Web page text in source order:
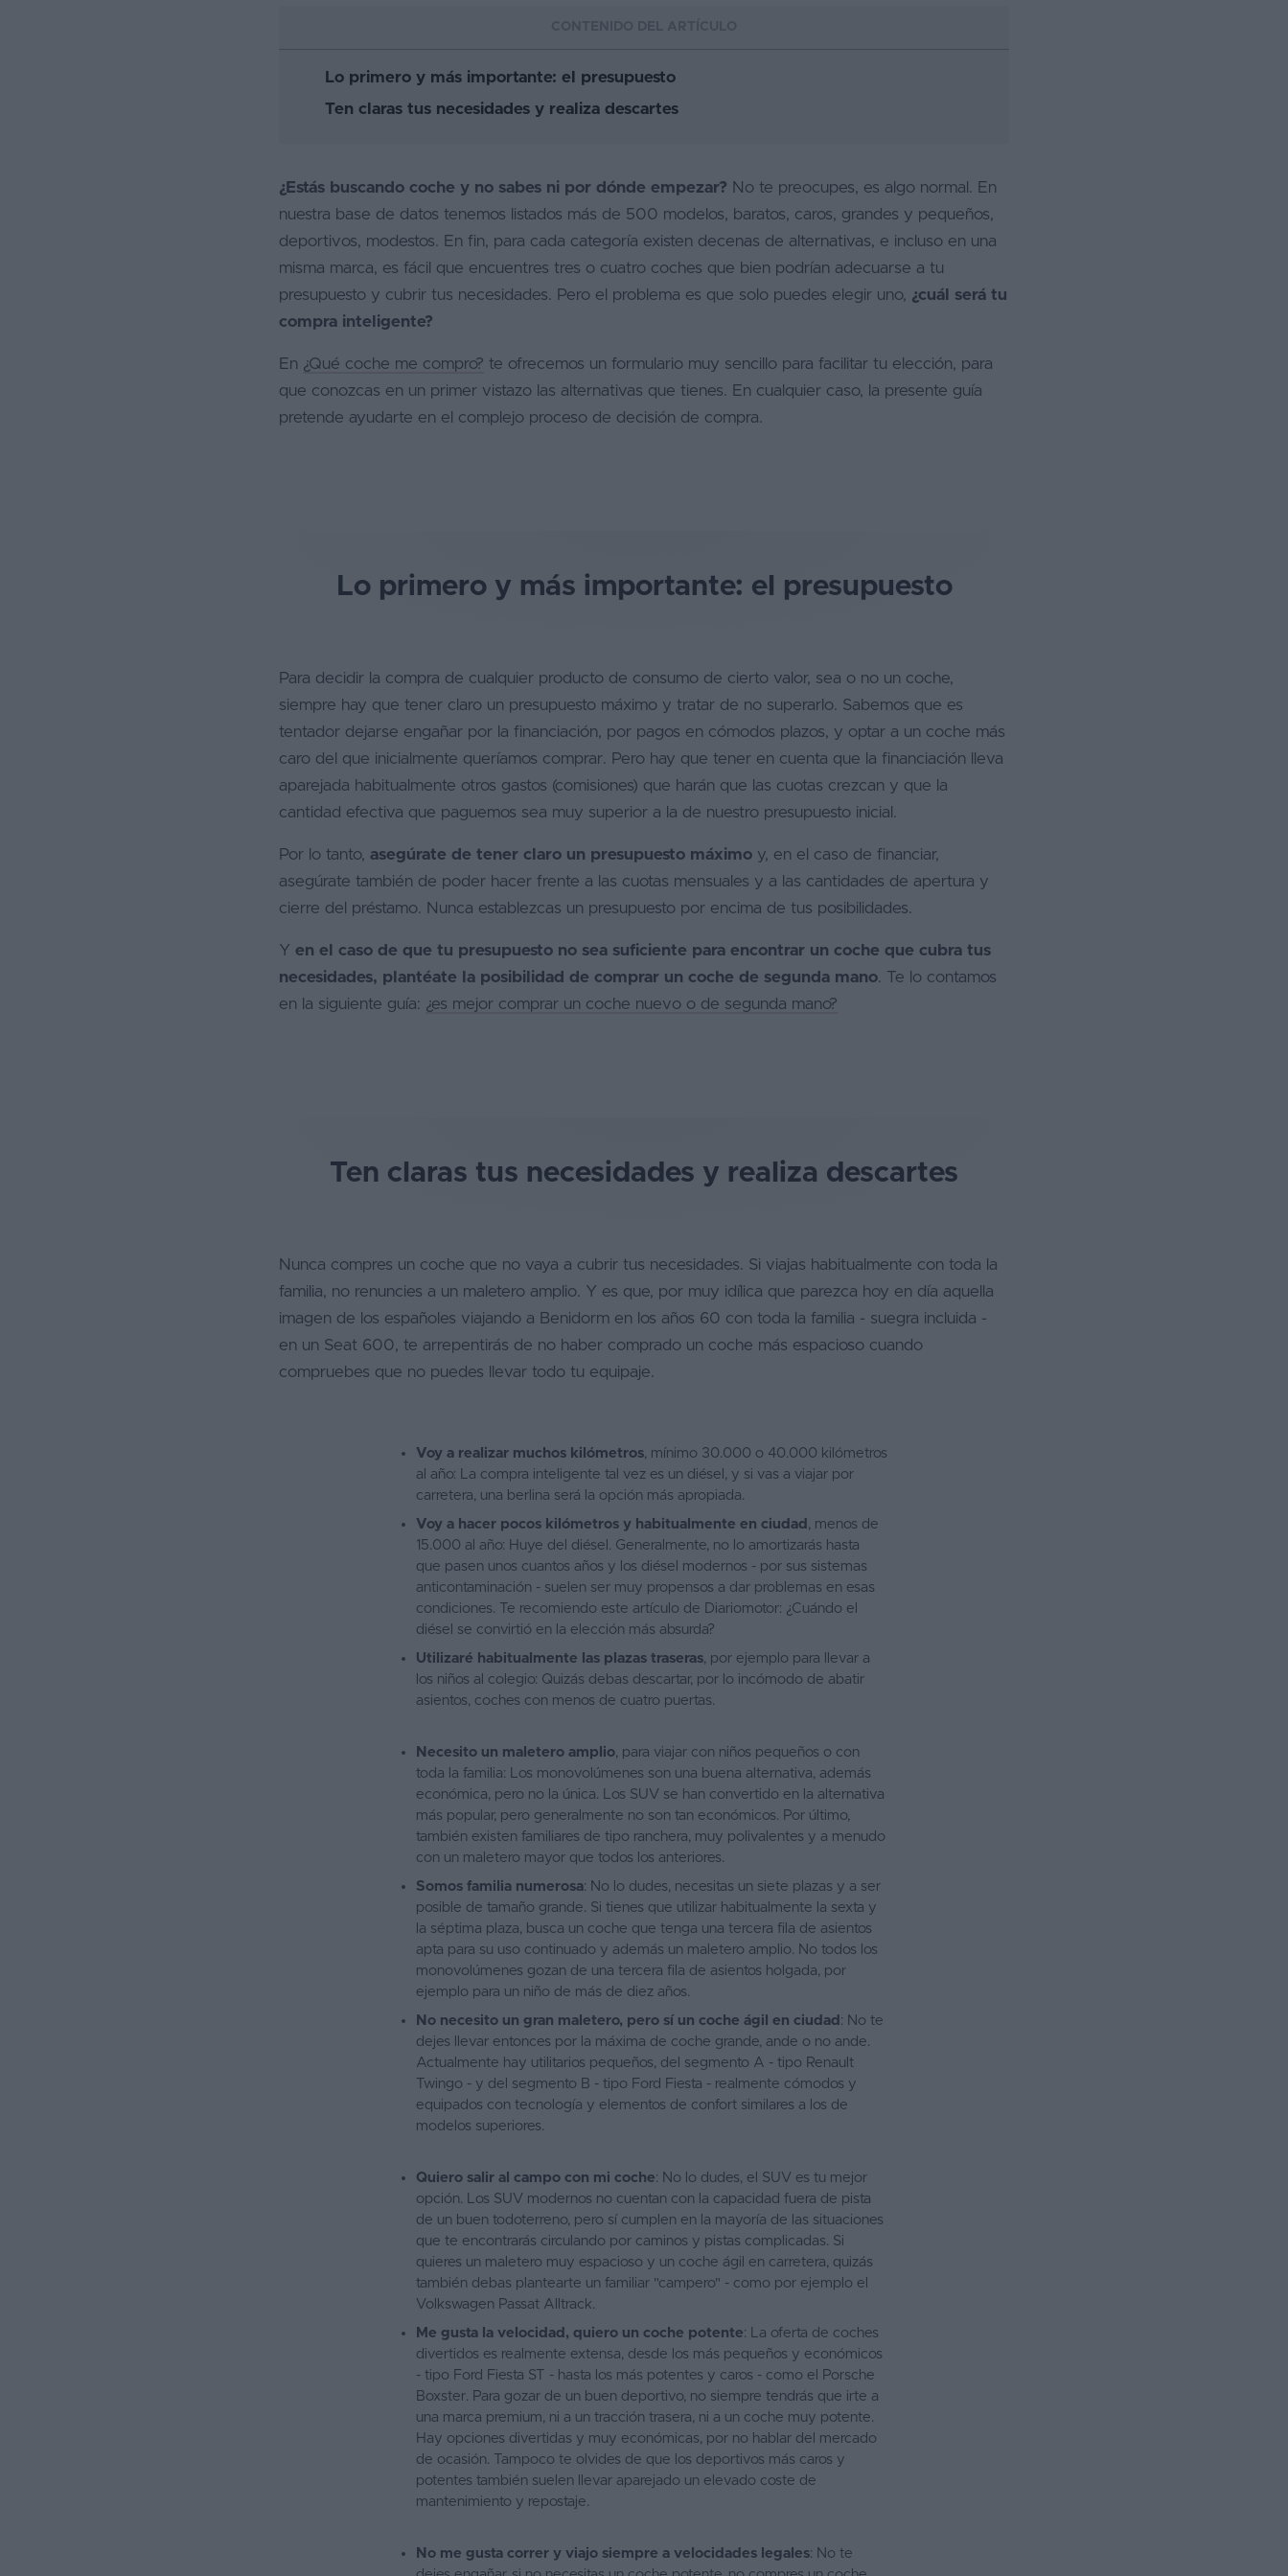
Lo primero y más importante: el presupuesto
Ten claras tus necesidades y realiza descartes
¿Estás buscando coche y no sabes ni por dónde empezar? No te preocupes, es algo normal. En
nuestra base de datos tenemos listados más de 500 modelos, baratos, caros, grandes y pequeños,
deportivos, modestos. En fin, para cada categoría existen decenas de alternativas, e incluso en una
misma marca, es fácil que encuentres tres o cuatro coches que bien podrían adecuarse a tu
presupuesto y cubrir tus necesidades. Pero el problema es que solo puedes elegir uno, ¿cuál será tu
compra inteligente?
En ¿Qué coche me compro? te ofrecemos un formulario muy sencillo para facilitar tu elección, para
que conozcas en un primer vistazo las alternativas que tienes. En cualquier caso, la presente guía
pretende ayudarte en el complejo proceso de decisión de compra.
Lo primero y más importante: el presupuesto
Para decidir la compra de cualquier producto de consumo de cierto valor, sea o no un coche,
siempre hay que tener claro un presupuesto máximo y tratar de no superarlo. Sabemos que es
tentador dejarse engañar por la financiación, por pagos en cómodos plazos, y optar a un coche más
caro del que inicialmente queríamos comprar. Pero hay que tener en cuenta que la financiación lleva
aparejada habitualmente otros gastos (comisiones) que harán que las cuotas crezcan y que la
cantidad efectiva que paguemos sea muy superior a la de nuestro presupuesto inicial.
Por lo tanto, asegúrate de tener claro un presupuesto máximoy, en el caso de financiar,
asegúrate también de poder hacer frente a las cuotas mensuales y a las cantidades de apertura y
cierre del préstamo. Nunca establezcas un presupuesto por encima de tus posibilidades.
Y en el caso de que tu presupuesto no sea suficiente para encontrar un coche que cubra tus
necesidades, plantéate la posibilidad de comprar un coche de segunda mano. Te lo contamos
en la siguiente guía: ¿es mejor comprar un coche nuevo o de segunda mano?
Ten claras tus necesidades y realiza descartes
Nunca compres un coche que no vaya a cubrir tus necesidades. Si viajas habitualmente con toda la
familia, no renuncies a un maletero amplio. Y es que, por muy idílica que parezca hoy en día aquella
imagen de los españoles viajando a Benidorm en los años 60 con toda la familia - suegra incluida -
en un Seat 600, te arrepentirás de no haber comprado un coche más espacioso cuando
compruebes que no puedes llevar todo tu equipaje.
Voy a realizar muchos kilómetros, mínimo 30.000 o 40.000 kilómetros
al año: La compra inteligente tal vez es un diésel, y si vas a viajar por
carretera, una berlina será la opción más apropiada.
Voy a hacer pocos kilómetros y habitualmente en ciudad , menos de
15.000 al año: Huye del diésel. Generalmente, no lo amortizarás hasta
que pasen unos cuantos años y los diésel modernos - por sus sistemas
anticontaminación - suelen ser muy propensos a dar problemas en esas
condiciones. Te recomiendo este artículo de Diariomotor: ¿Cuándo el
diésel se convirtió en la elección más absurda?
Utilizaré habitualmente las plazas traseras, por ejemplo para llevar a
los niños al colegio: Quizás debas descartar, por lo incómodo de abatir
asientos, coches con menos de cuatro puertas.
Necesito un maletero amplio, para viajar con niños pequeños o con
toda la familia:
Los monovolúmenes son una buena alternativa, además
económica, pero no la única. Los SUVse han convertido en la alternativa
más popular, pero generalmente no son tan económicos. Por último,
también existen familiares de tipo ranchera, muy polivalentes y a menudo
con un maletero mayor que todos los anteriores.
Somos familia numerosa: No lo dudes, necesitas un siete plazas y a ser
posible de tamaño grande. Si tienes que utilizar habitualmente la sexta y
la séptima plaza, busca un coche que tenga una tercera fila de asientos
apta para su uso continuado y además un maletero amplio. No todos los
monovolúmenes gozan de una tercera fila de asientos holgada, por
ejemplo para un niño de más de diez años.
No necesito un gran maletero, pero sí un coche ágil en ciudad : No te
dejes llevar entonces por la máxima de coche grande, ande o no ande.
Actualmente hay utilitarios pequeños, del segmento A - tipo Renault
Twingo - y del segmento B - tipo Ford Fiesta - realmente cómodos y
equipados con tecnología y elementos de confort similares a los de
modelos superiores.
Quiero salir al campo con mi coche: No lo dudes, el SUV es tu mejor
opción.
Los SUV modernos no cuentan con la capacidad fuera de pista
de un buen todoterreno, pero sí cumplen en la mayoría de las situaciones
que te encontrarás circulando por caminos y pistas complicadas. Si
quieres un maletero muy espacioso y un coche ágil en carretera, quizás
también debas plantearte un familiar "campero" - como por ejemplo el
Volkswagen Passat Alltrack.
Me gusta la velocidad, quiero un coche potente: La oferta de coches
divertidos es realmente extensa, desde los más pequeños y económicos
- tipo Ford Fiesta ST - hasta los más potentes y caros - como el Porsche
Boxster. Para gozar de un buen deportivo, no siempre tendrás que irte a
una marca premium, ni a un tracción trasera, ni a un coche muy potente.
Hay opciones divertidas y muy económicas, por no hablar del mercado
de ocasión. Tampoco te olvides de que los deportivos más caros y
potentes también suelen llevar aparejado un elevado coste de
mantenimiento y repostaje.
No me gusta correr y viajo siempre a velocidades legales: No te